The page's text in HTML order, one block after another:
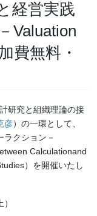
経営実践
Valuation
費無料・
研究と組織理論の接
彦）の一環として、
クション－
Calculationand
）を開催いたし